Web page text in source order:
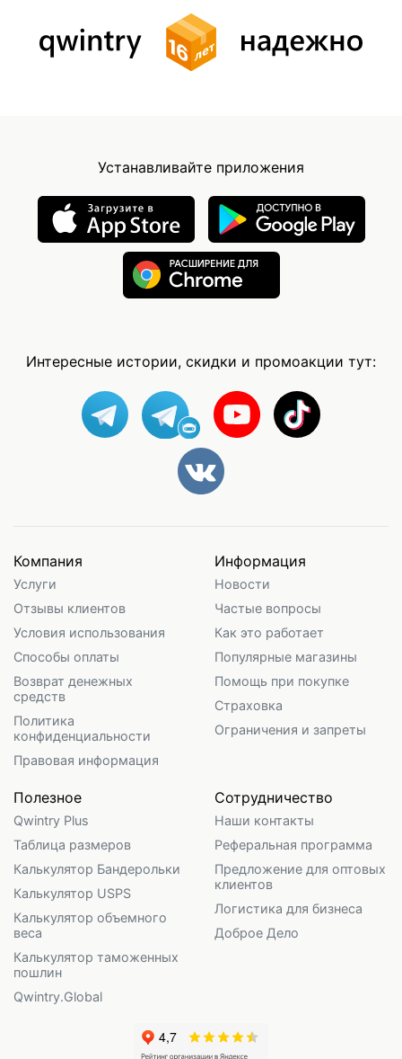
Устанавливайте приложения
Интересные истории, скидки и промоакции тут:
Компания
Услуги
Отзывы клиентов
Условия использования
Способы оплаты
Возврат денежных
средств
Политика
конфиденциальности
Правовая информация
Информация
Новости
Частые вопросы
Как это работает
Популярные магазины
Помощь при покупке
Страховка
Ограничения и запреты
Полезное
Qwintry Plus
Таблица размеров
Калькулятор Бандерольки
Калькулятор USPS
Калькулятор объемного
веса
Калькулятор таможенных
пошлин
Qwintry.Global
Сотрудничество
Наши контакты
Реферальная программа
Предложение для оптовых
клиентов
Логистика для бизнеса
Доброе Дело